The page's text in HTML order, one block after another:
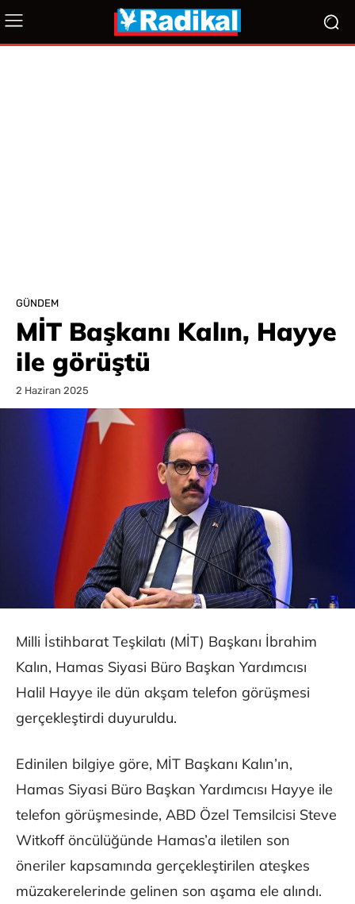
GÜNDEM
MİT Başkanı Kalın, Hayye
ile görüştü
2 Haziran 2025
Milli İstihbarat Teşkilatı (MİT) Başkanı İbrahim
Kalın, Hamas Siyasi Büro Başkan Yardımcısı
Halil Hayye ile dün akşam telefon görüşmesi
gerçekleştirdi duyuruldu.
Edinilen bilgiye göre, MİT Başkanı Kalın’ın,
Hamas Siyasi Büro Başkan Yardımcısı Hayye ile
telefon görüşmesinde, ABD Özel Temsilcisi Steve
Witkoff öncülüğünde Hamas’a iletilen son
öneriler kapsamında gerçekleştirilen ateşkes
müzakerelerinde gelinen son aşama ele alındı.